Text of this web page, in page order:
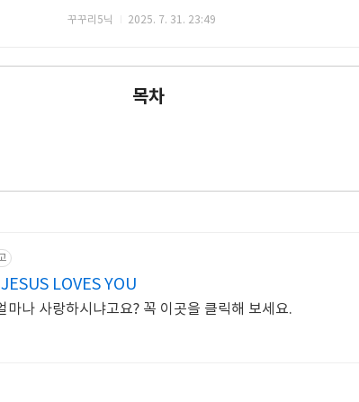
꾸꾸리5닉 2025. 7. 31. 23:49
목차
LOVES YOU
나 사랑하시냐고요? 꼭 이곳을 클릭해 보세요.